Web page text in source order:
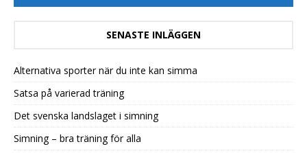
SENASTE INLÄGGEN
Alternativa sporter när du inte kan simma
Satsa på varierad träning
Det svenska landslaget i simning
Simning – bra träning för alla